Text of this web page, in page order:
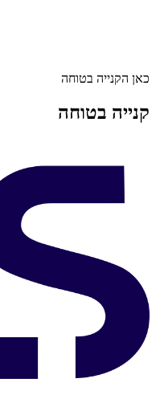
כאן הקנייה בטוחה
קנייה בטוחה